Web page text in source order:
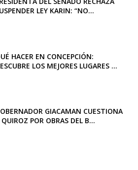
LEY KARIN: “NO...
HACER EN CONCEPCIÓN:
LOS MEJORES LUGARES ...
GIACAMAN CUESTIONA
POR OBRAS DEL B...